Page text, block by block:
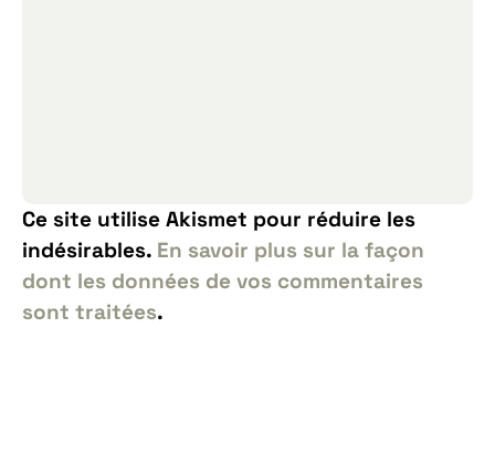
Ce site utilise Akismet pour réduire les
indésirables. En savoir plus sur la façon
dont les données de vos commentaires
sont traitées.